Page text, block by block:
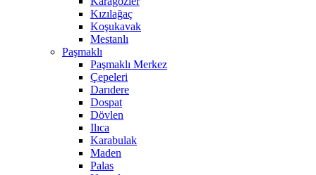
Kızılağaç
Koşukavak
Mestanlı
Paşmaklı
Paşmaklı Merkez
Çepeleri
Darıdere
Dospat
Dövlen
Ilıca
Karabulak
Maden
Palas